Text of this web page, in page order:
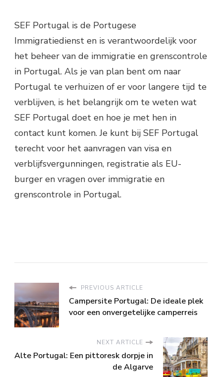
SEF Portugal is de Portugese
Immigratiedienst en is verantwoordelijk voor
het beheer van de immigratie en grenscontrole
in Portugal. Als je van plan bent om naar
Portugal te verhuizen of er voor langere tijd te
verblijven, is het belangrijk om te weten wat
SEF Portugal doet en hoe je met hen in
contact kunt komen. Je kunt bij SEF Portugal
terecht voor het aanvragen van visa en
verblijfsvergunningen, registratie als EU-
burger en vragen over immigratie en
grenscontrole in Portugal.
PREVIOUS ARTICLE
Campersite Portugal: De ideale plek
voor een onvergetelijke camperreis
NEXT ARTICLE
Alte Portugal: Een pittoresk dorpje in
de Algarve